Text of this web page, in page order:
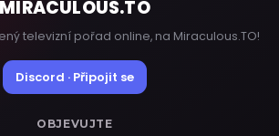
MIRACULOUS.TO
televizní pořad online, na Miraculous.TO!
Discord · Připojit se
OBJEVUJTE